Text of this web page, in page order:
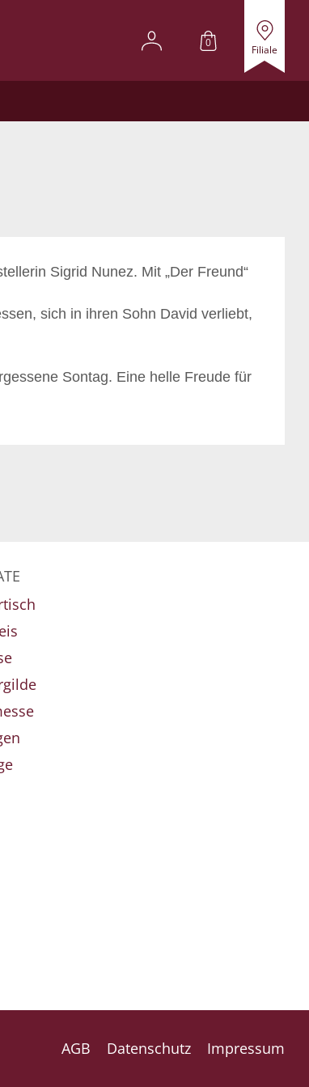
0
Filiale
Sigrid Nunez. Mit „Der Freund“
sich in ihren Sohn David verliebt,
Sontag. Eine helle Freude für
AGB Datenschutz Impressum